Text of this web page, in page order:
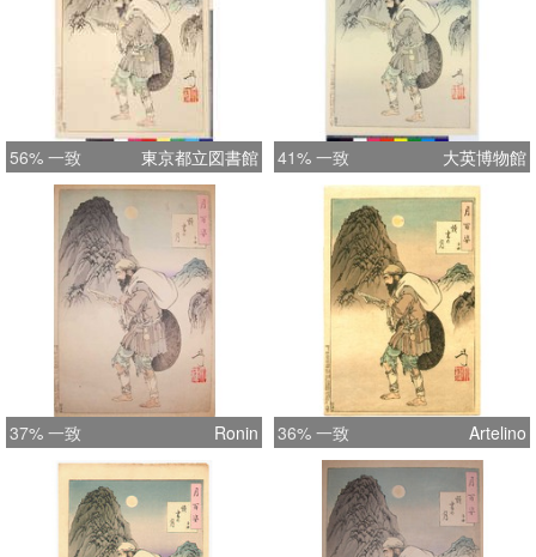
56% 一致 東京都立図書館 41% 一致 大英博物館
37% 一致 Ronin 36% 一致 Artelino